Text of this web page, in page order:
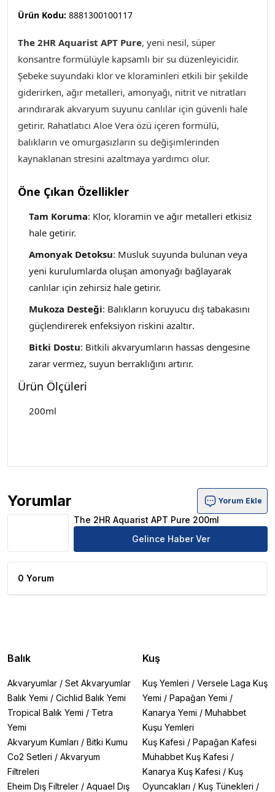
Ürün Kodu: 8881300100117
The 2HR Aquarist APT Pure, yeni nesil, süper
konsantre formülüyle kapsamlı bir su düzenleyicidir.
Şebeke suyundaki klor ve kloraminleri etkili bir şekilde
giderirken, ağır metalleri, amonyağı, nitrit ve nitratları
arındırarak akvaryum suyunu canlılar için güvenli hale
getirir. Rahatlatıcı Aloe Vera özü içeren formülü,
balıkların ve omurgasızların su değişimlerinden
kaynaklanan stresini azaltmaya yardımcı olur.
Öne Çıkan Özellikler
Tam Koruma: Klor, kloramin ve ağır metalleri etkisiz
hale getirir.
Amonyak Detoksu: Musluk suyunda bulunan veya
yeni kurulumlarda oluşan amonyağı bağlayarak
canlılar için zehirsiz hale getirir.
Mukoza Desteği: Balıkların koruyucu dış tabakasını
güçlendirerek enfeksiyon riskini azaltır.
Bitki Dostu: Bitkili akvaryumların hassas dengesine
zarar vermez, suyun berraklığını artırır.
Ürün Ölçüleri
200ml
Yorumlar
The 2HR Aquarist APT Pure 200ml Ürün Yorumları
Yorum Ekle
The 2HR Aquarist APT Pure 200ml
Gelince Haber Ver
0 Yorum
Balık
Akvaryumlar / Set Akvaryumlar
Balık Yemi / Cichlid Balık Yemi
Tropical Balık Yemi / Tetra
Yemi
Akvaryum Kumları / Bitki Kumu
Co2 Setleri / Akvaryum
Filtreleri
Eheim Dış Filtreler / Aquael Dış
Kuş
Kuş Yemleri / Versele Laga Kuş
Yemi / Papağan Yemi /
Kanarya Yemi / Muhabbet
Kuşu Yemleri
Kuş Kafesi / Papağan Kafesi
Muhabbet Kuş Kafesi /
Kanarya Kuş Kafesi / Kuş
Oyuncakları / Kuş Tünekleri /